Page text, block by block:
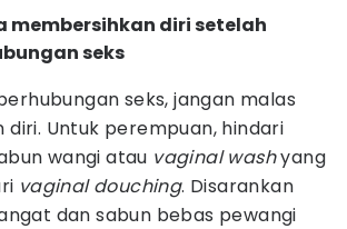
membersihkan diri setelah
seks
seks, jangan malas
diri. Untuk perempuan, hindari
wangi atau vaginal washyang
vaginal douching. Disarankan
dan sabun bebas pewangi